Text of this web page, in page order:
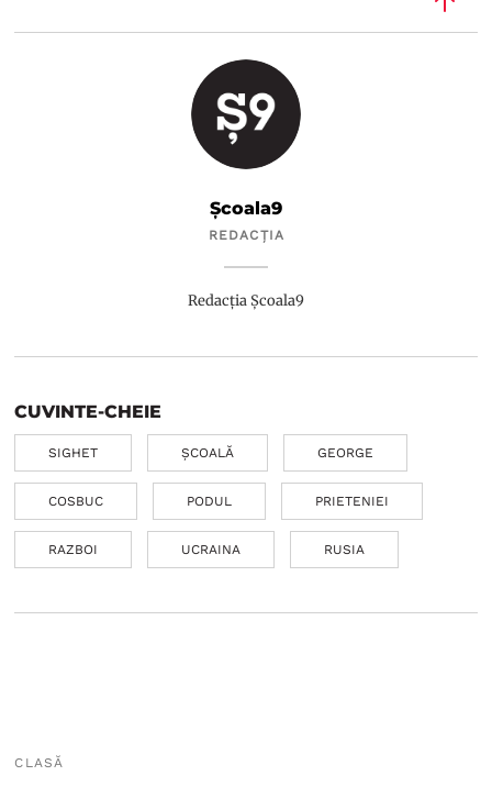
Școala9
REDACȚIA
Redacția Școala9
CUVINTE-CHEIE
SIGHET ȘCOALĂ GEORGE
COSBUC PODUL PRIETENIEI
RAZBOI UCRAINA RUSIA
CLASĂ